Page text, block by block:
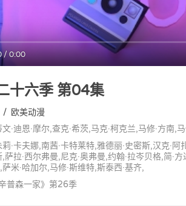
/0:00
十六季第04集
/ 欧美动漫
·迪恩·摩尔,查克·希茨,马克·柯克兰,马修·方
·卡夫娜,南茜·卡特莱特,雅德丽·史密斯,汉克·
,萨拉·西尔弗曼,尼克·奥弗曼,约翰·拉岑贝格,简·
米·哈加尔,马修·斯维特,斯泰西·基齐,
普森一家》第26季